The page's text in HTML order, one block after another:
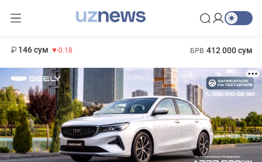
146 сум -0.18 БРВ 412 000 сум